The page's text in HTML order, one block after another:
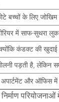
बच्चों के लिए
में साफ-सुथरा
कंडक्ट की खुदाई
पड़ती है, लेकिन
अपार्टमेंट और ऑफिस